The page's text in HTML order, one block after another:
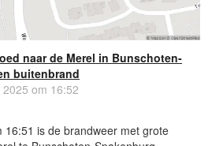
naar de Merel in Bunschoten-
buitenbrand
om 16:52
is de brandweer met grote